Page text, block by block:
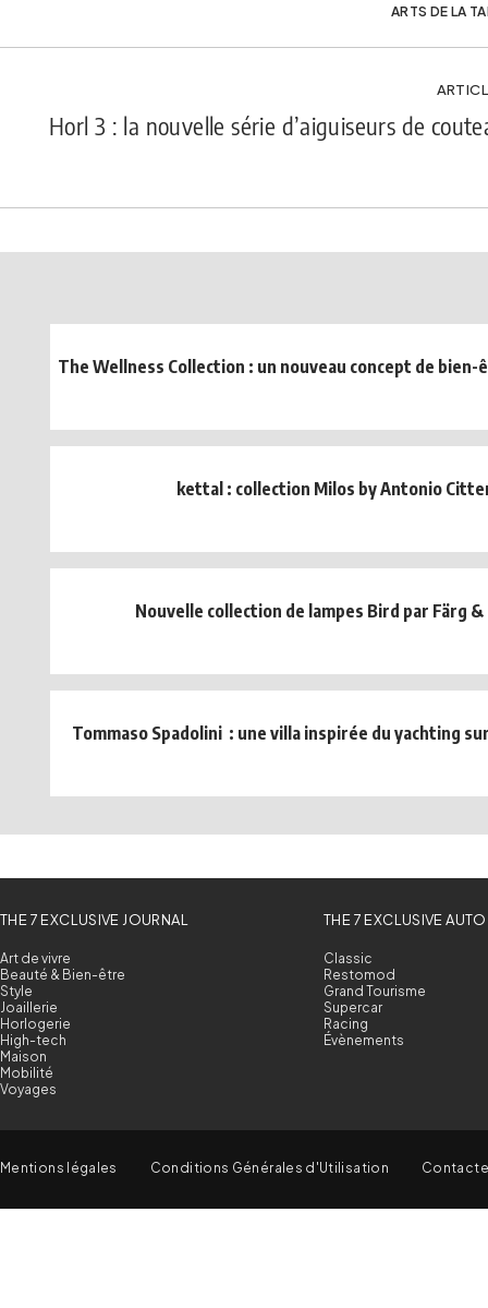
ARTS DE LA
Horl 3 : la nouvelle série d’aiguiseurs de
The Wellness Collection : un nouveau concept de
kettal : collection Milos by Antonio
Nouvelle collection de lampes Bird par Färg &
Tommaso Spadolini : une villa inspirée du yachting
THE 7 EXCLUSIVE JOURNAL
Art de vivre
Beauté & Bien-être
Style
Joaillerie
Horlogerie
High-tech
Maison
Mobilité
Voyages
THE 7 EXCLUSIVE AUTO
Classic
Restomod
Grand Tourisme
Supercar
Racing
Évènements
Mentions légales Conditions Générales d'Utilisation